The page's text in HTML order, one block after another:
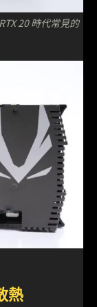
20 時代常見的
熱